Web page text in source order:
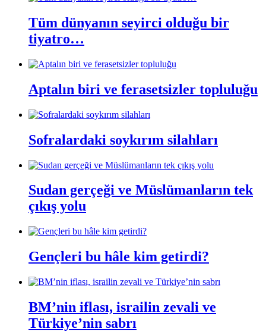
Tüm dünyanın seyirci olduğu bir
tiyatro…
Aptalın biri ve ferasetsizler topluluğu
Sofralardaki soykırım silahları
Sudan gerçeği ve Müslümanların tek
çıkış yolu
Gençleri bu hâle kim getirdi?
BM’nin iflası, israilin zevali ve
Türkiye’nin sabrı